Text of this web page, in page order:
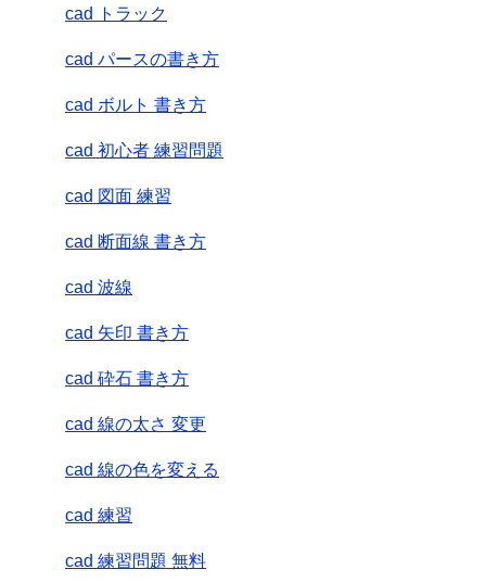
cad トラック
cad パースの書き方
cad ボルト 書き方
cad 初心者 練習問題
cad 図面 練習
cad 断面線 書き方
cad 波線
cad 矢印 書き方
cad 砕石 書き方
cad 線の太さ 変更
cad 線の色を変える
cad 練習
cad 練習問題 無料